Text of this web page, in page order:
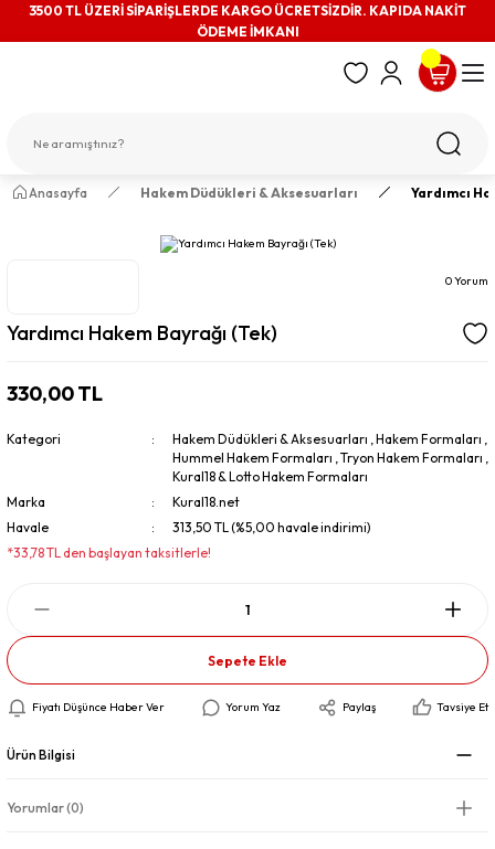
3500 TL ÜZERİ SİPARİŞLERDE KARGO ÜCRETSİZDİR. KAPIDA NAKİT
ÖDEME İMKANI
Anasayfa Hakem Düdükleri & Aksesuarları Yardımcı
0 Yorum
Yardımcı Hakem Bayrağı (Tek)
330,00 TL
Kategori Hakem Düdükleri & Aksesuarları ,Hakem Formaları ,
Hummel Hakem Formaları ,Tryon Hakem Formaları ,
Kural18 & Lotto Hakem Formaları
Marka
Kural18.net
Havale
313,50 TL (%5,00 havale indirimi)
*33,78 TL den başlayan taksitlerle!
Sepete Ekle
Fiyatı Düşünce Haber Ver Yorum Yaz Paylaş Tavsiye Et
Ürün Bilgisi
Yorumlar (0)